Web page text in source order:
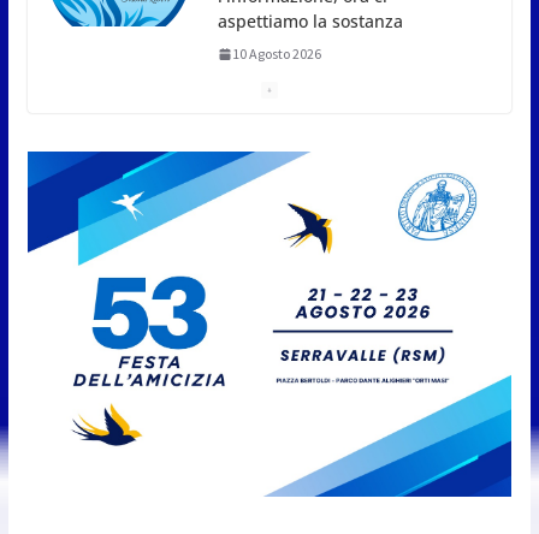
10 Agosto 2026
privati
10 Agosto 2026
Juvenes Dogana, tre formazioni
Sessione di allenamento al
Parco dei Pini
10 Agosto 2026
San Marino. Il Comitato Civico
Torraccia: “L’aeroporto che non
c’è (ma il cartello sì)”